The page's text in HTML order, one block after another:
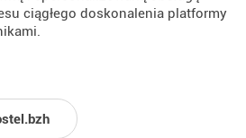
ciągłego doskonalenia platformy